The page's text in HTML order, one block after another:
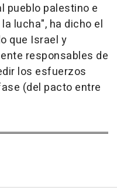
pueblo palestino e
lucha", ha dicho el
que Israel y
responsables de
los esfuerzos
(del pacto entre